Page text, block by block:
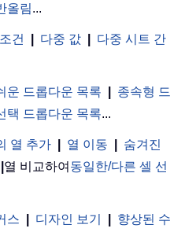
올림...
건 다중 값
다중 시트 간
운 드롭다운 목록
종속형 드
택 드롭다운 목록...
열 추가 열 이동
숨겨진
열 비교하여 동일한/다른 셀 선
스 디자인 보기
향상된 수